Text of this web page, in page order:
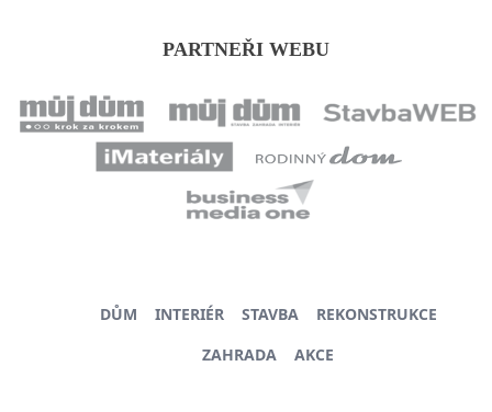
PARTNEŘI WEBU
DŮM INTERIÉR STAVBA
REKONSTRUKCE
ZAHRADA
AKCE